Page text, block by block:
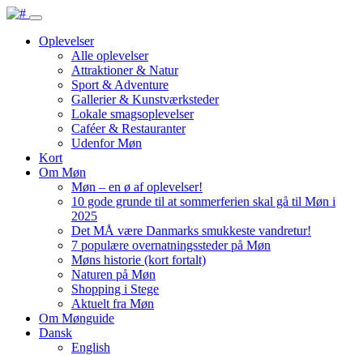
Oplevelser
Alle oplevelser
Attraktioner & Natur
Sport & Adventure
Gallerier & Kunstværksteder
Lokale smagsoplevelser
Caféer & Restauranter
Udenfor Møn
Kort
Om Møn
Møn – en ø af oplevelser!
10 gode grunde til at sommerferien skal gå til Møn i
2025
Det MÅ være Danmarks smukkeste vandretur!
7 populære overnatningssteder på Møn
Møns historie (kort fortalt)
Naturen på Møn
Shopping i Stege
Aktuelt fra Møn
Om Mønguide
Dansk
English